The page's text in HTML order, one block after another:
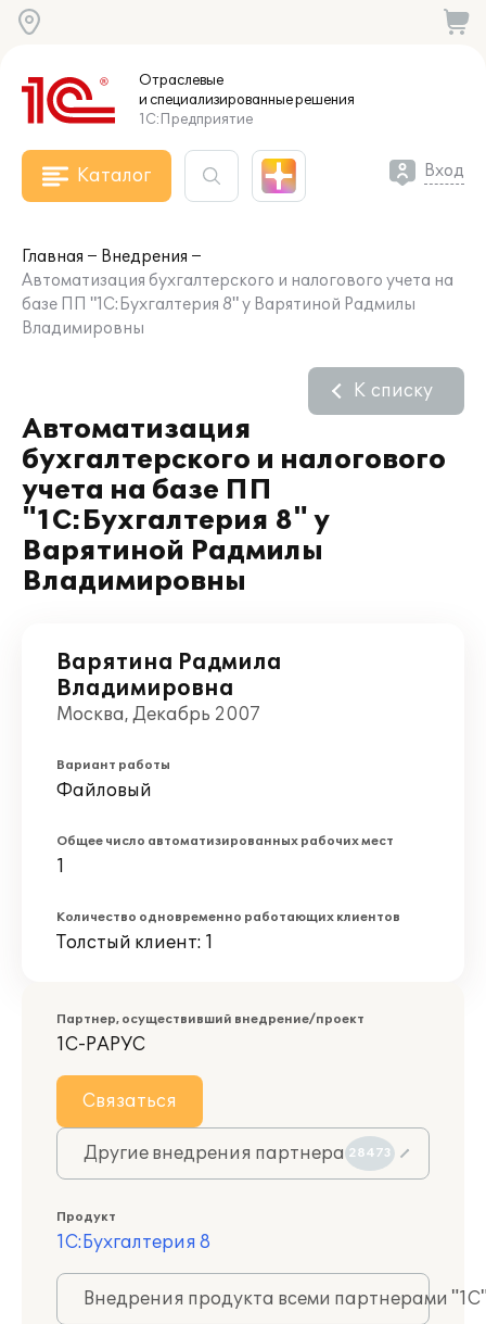
Отраслевые
и специализированныерешения
1С:Предприятие
Каталог Вход
Главная
Внедрения
Автоматизация бухгалтерского и налогового учета на
базе ПП "1С:Бухгалтерия 8" у Варятиной Радмилы
Владимировны
Автоматизация
бухгалтерского и налогового
учета на базе ПП
"1С:Бухгалтерия 8" у
Варятиной Радмилы
Владимировны
К списку
Варятина Радмила
Владимировна
Москва, Декабрь 2007
Вариант работы
Файловый
Общее число автоматизированных рабочих мест
1
Количество одновременно работающих клиентов
Толстый клиент: 1
Партнер, осуществивший внедрение/проект
1С-РАРУС
Связаться
Другие внедрения партнера 28473
Продукт
1С:Бухгалтерия 8
Внедрения продукта всеми партнерами